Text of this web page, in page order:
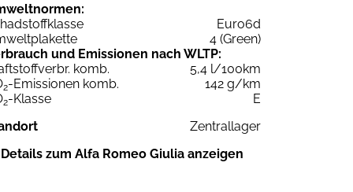
Euro6d
4 (Green)
und Emissionen nach WLTP:
komb.
5,4 l/100km
2-Emissionen komb.
142 g/km
2-Klasse
E
Zentrallager
zum Alfa Romeo Giulia anzeigen